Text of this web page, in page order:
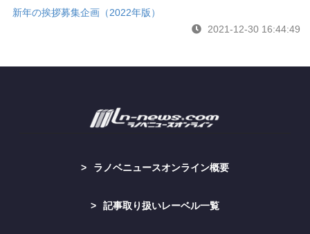
新年の挨拶募集企画（2022年版）
2021-12-30 16:44:49
ラノベニュースオンライン概要
記事取り扱いレーベル一覧